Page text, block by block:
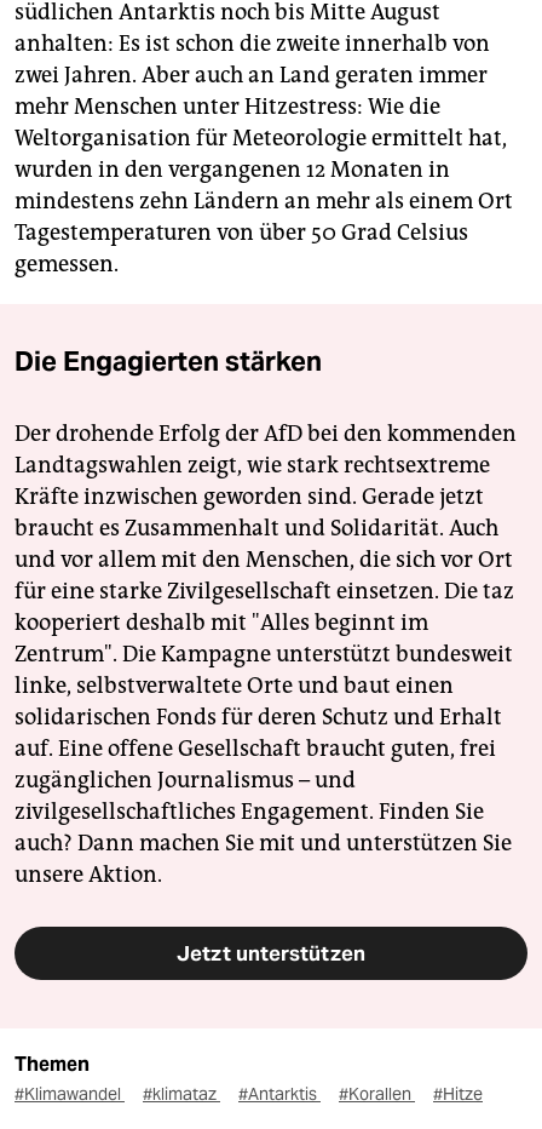
südlichen Antarktis noch bis Mitte August
anhalten: Es ist schon die zweite innerhalb von
zwei Jahren. Aber auch an Land geraten immer
mehr Menschen unter Hitzestress: Wie die
Weltorganisation für Meteorologie ermittelt hat,
wurden in den vergangenen 12 Monaten in
mindestens zehn Ländern an mehr als einem Ort
Tagestemperaturen von über 50 Grad Celsius
gemessen.
Die Engagierten stärken
Der drohende Erfolg der AfD bei den kommenden
Landtagswahlen zeigt, wie stark rechtsextreme
Kräfte inzwischen geworden sind. Gerade jetzt
braucht es Zusammenhalt und Solidarität. Auch
und vor allem mit den Menschen, die sich vor Ort
für eine starke Zivilgesellschaft einsetzen. Die taz
kooperiert deshalb mit "Alles beginnt im
Zentrum". Die Kampagne unterstützt bundesweit
linke, selbstverwaltete Orte und baut einen
solidarischen Fonds für deren Schutz und Erhalt
auf. Eine offene Gesellschaft braucht guten, frei
zugänglichen Journalismus – und
zivilgesellschaftliches Engagement. Finden Sie
auch? Dann machen Sie mit und unterstützen Sie
unsere Aktion.
Jetzt unterstützen
Themen
#Klimawandel #klimataz #Antarktis #Korallen #Hitze